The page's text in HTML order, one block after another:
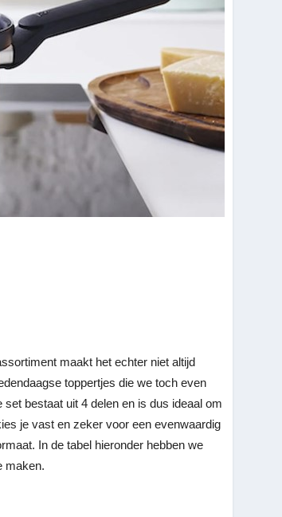
maakt het echter niet altijd
toppertjes die we toch even
set bestaat uit 4 delen en is dus ideaal om
je vast en zeker voor een evenwaardig
In de tabel hieronder hebben we
maken.